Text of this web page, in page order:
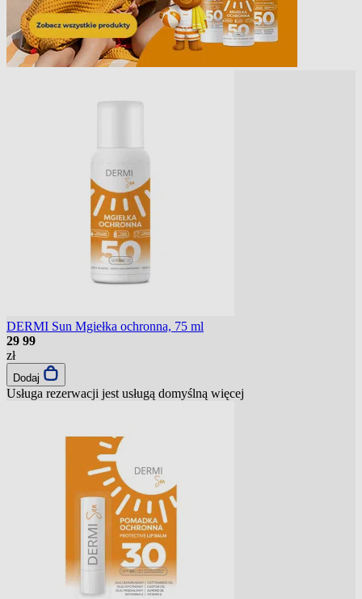
DERMI Sun Mgiełka ochronna, 75 ml
29 99
zł
Dodaj
Usługa rezerwacji jest usługą domyślną więcej